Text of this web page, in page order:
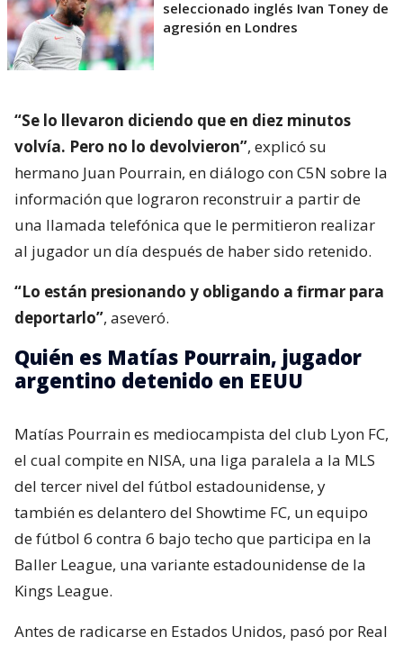
seleccionado inglés Ivan Toney de
agresión en Londres
“Se lo llevaron diciendo que en diez minutos
volvía. Pero no lo devolvieron”, explicó su
hermano Juan Pourrain, en diálogo con C5N sobre la
información que lograron reconstruir a partir de
una llamada telefónica que le permitieron realizar
al jugador un día después de haber sido retenido.
“Lo están presionando y obligando a firmar para
deportarlo”, aseveró.
Quién es Matías Pourrain, jugador
argentino detenido en EEUU
Matías Pourrain es mediocampista del club Lyon FC,
el cual compite en NISA, una liga paralela a la MLS
del tercer nivel del fútbol estadounidense, y
también es delantero del Showtime FC, un equipo
de fútbol 6 contra 6 bajo techo que participa en la
Baller League, una variante estadounidense de la
Kings League.
Antes de radicarse en Estados Unidos, pasó por Real